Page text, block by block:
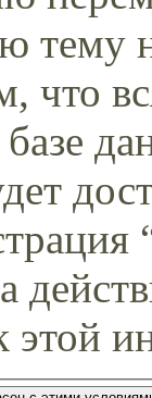
тему
что
базе
этой